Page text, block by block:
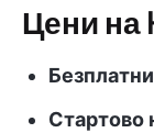
Цени на
Стартово